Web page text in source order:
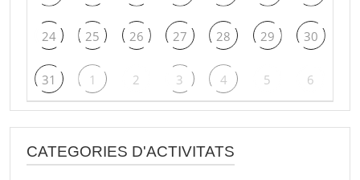
24 25 26 27 28 29 30
31 1 2 3 4 5 6
CATEGORIES D'ACTIVITATS